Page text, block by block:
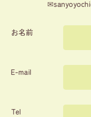
✉
お名前
E-mail
Tel